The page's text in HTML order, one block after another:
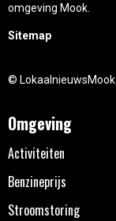
omgeving Mook.
Sitemap
©
Omgeving
Activiteiten
Benzineprijs
Stroomstoring